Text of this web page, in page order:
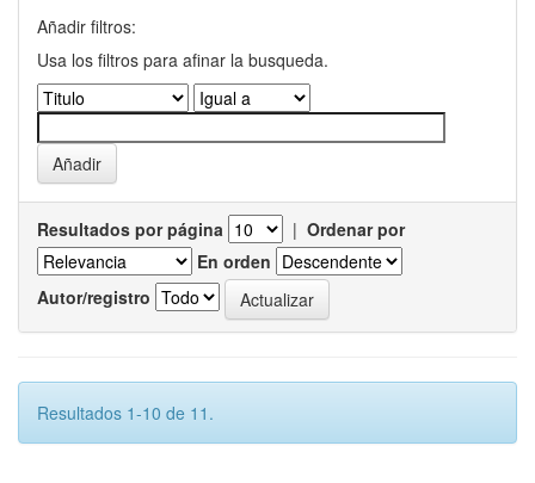
Añadir filtros:
Usa los filtros para afinar la busqueda.
Resultados por página | Ordenar por
En orden
Autor/registro
Resultados 1-10 de 11.